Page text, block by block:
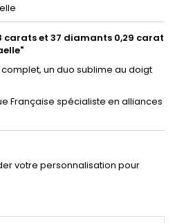
carats et 37 diamants 0,29 carat
un duo sublime au doigt
Française spécialiste en alliances
votre personnalisation pour